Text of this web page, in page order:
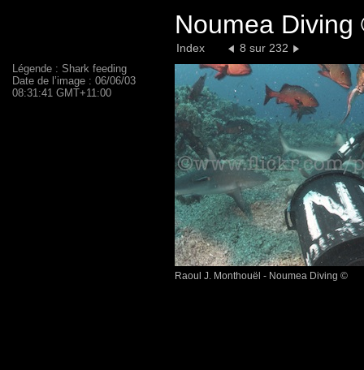
Noumea
Index 8 sur 232
Légende : Shark feeding
Date de l’image : 06/06/03
08:31:41 GMT+11:00
Raoul J. Monthouël - Noumea Diving ©